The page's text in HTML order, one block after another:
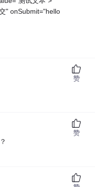
" onSubmit="hello
赞
赞